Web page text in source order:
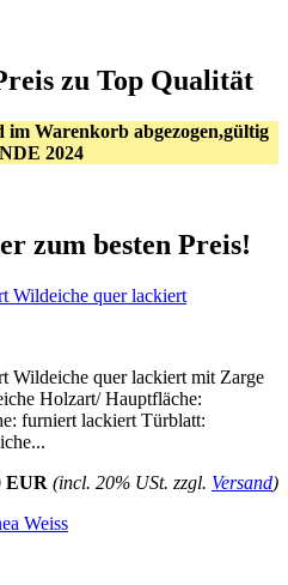
zu Top Qualität
Warenkorb abgezogen,gültig
2024
zum besten Preis!
Wildeiche quer lackiert
Wildeiche quer lackiert mit Zarge
Holzart/ Hauptfläche:
furniert lackiert Türblatt:
EUR (incl. 20% USt. zzgl. Versand)
Weiss